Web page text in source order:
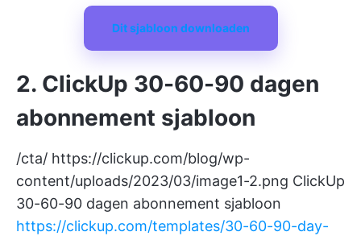
Dit sjabloon downloaden
2. ClickUp 30-60-90 dagen
abonnement sjabloon
/cta/ https://clickup.com/blog/wp-
content/uploads/2023/03/image1-2.png ClickUp
30-60-90 dagen abonnement sjabloon
https://clickup.com/templates/30-60-90-day-